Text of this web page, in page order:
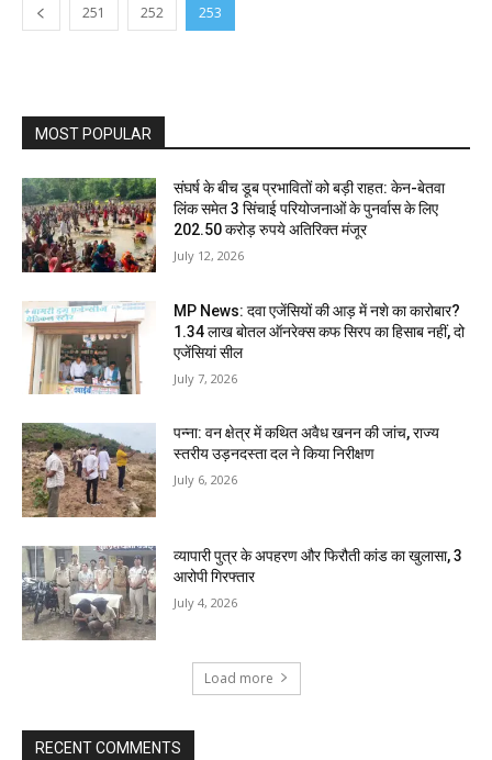
251 252 253
MOST POPULAR
संघर्ष के बीच डूब प्रभावितों को बड़ी राहत: केन-बेतवा
लिंक समेत 3 सिंचाई परियोजनाओं के पुनर्वास के लिए
202.50 करोड़ रुपये अतिरिक्त मंजूर
July 12, 2026
MP News: दवा एजेंसियों की आड़ में नशे का कारोबार?
1.34 लाख बोतल ऑनरेक्स कफ सिरप का हिसाब नहीं, दो
एजेंसियां सील
July 7, 2026
पन्ना: वन क्षेत्र में कथित अवैध खनन की जांच, राज्य
स्तरीय उड़नदस्ता दल ने किया निरीक्षण
July 6, 2026
व्यापारी पुत्र के अपहरण और फिरौती कांड का खुलासा, 3
आरोपी गिरफ्तार
July 4, 2026
Load more
RECENT COMMENTS